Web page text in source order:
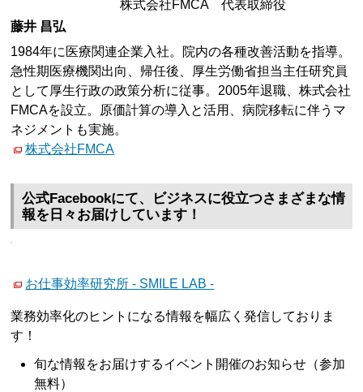
株式会社FMCA 代表取締役
藤井 昌弘
1984年に医療関連企業入社。院内の各種改善活動を指導。
急性期医療機関出向、帰任後、厚生労働省担当主任研究員
として厚生行政の政策分析に従事。2005年退職、株式会社
FMCAを設立。原価計算の導入と活用、病院移転に伴うマ
ネジメントも実施。
株式会社FMCA
公式Facebookにて、ビジネスに役立つさまざまな情
報を日々お届けしています！
お仕事効率研究所 - SMILE LAB -
業務効率化のヒントになる情報を幅広く発信しておりま
す！
旬な情報をお届けするイベント開催のお知らせ（参加
無料）